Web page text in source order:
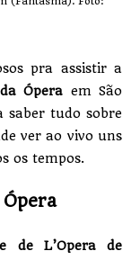
pra assistir a
Ópera em São
saber tudo sobre
ver ao vivo uns
os tempos.
de L’Opera de